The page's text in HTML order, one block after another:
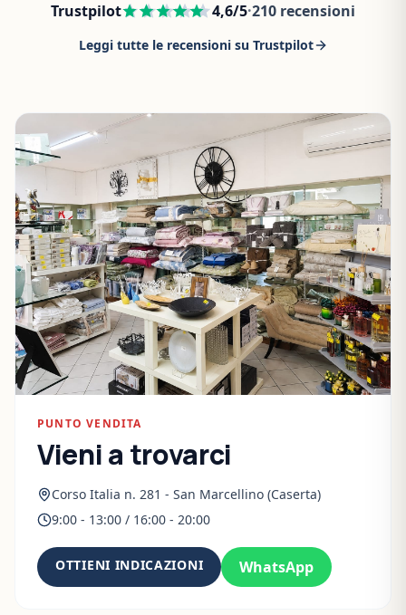
Trustpilot 4,6/5·210 recensioni
Leggi tutte le recensioni su Trustpilot
PUNTO VENDITA
Vieni a trovarci
Corso Italia n. 281 - San Marcellino (Caserta)
9:00 - 13:00 / 16:00 - 20:00
OTTIENI INDICAZIONI WhatsApp